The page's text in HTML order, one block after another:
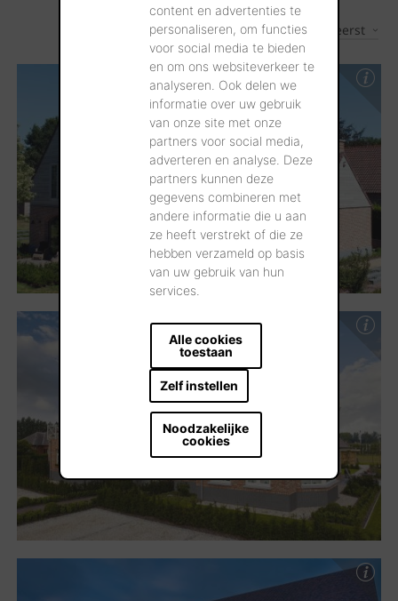
content en advertenties te
personaliseren, om functies
voor social media te bieden
en om ons websiteverkeer te
analyseren. Ook delen we
informatie over uw gebruik
van onze site met onze
partners voor social media,
adverteren en analyse. Deze
partners kunnen deze
gegevens combineren met
andere informatie die u aan
ze heeft verstrekt of die ze
hebben verzameld op basis
van uw gebruik van hun
services.
Alle cookies
toestaan
Zelf instellen
Noodzakelijke
cookies
3 Resultaten Nieuwste eerst